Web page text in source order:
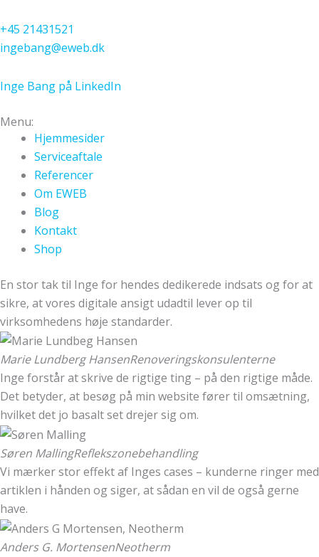
+45 21431521
ingebang@eweb.dk
Inge Bang på LinkedIn
Menu:
Hjemmesider
Serviceaftale
Referencer
Om EWEB
Blog
Kontakt
Shop
En stor tak til Inge for hendes dedikerede indsats og for at
sikre, at vores digitale ansigt udadtil lever op til
virksomhedens høje standarder.
Marie Lundberg HansenRenoveringskonsulenterne
Inge forstår at skrive de rigtige ting – på den rigtige måde.
Det betyder, at besøg på min website fører til omsætning,
hvilket det jo basalt set drejer sig om.
Søren MallingReflekszonebehandling
Vi mærker stor effekt af Inges cases – kunderne ringer med
artiklen i hånden og siger, at sådan en vil de også gerne
have.
Anders G. MortensenNeotherm